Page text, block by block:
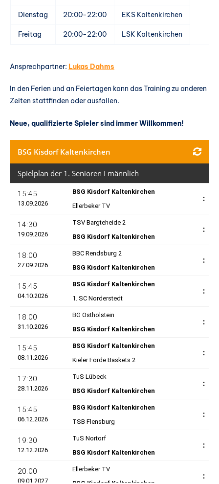
Dienstag 20:00-22:00 EKS Kaltenkirchen
Freitag 20:00-22:00 LSK Kaltenkirchen
Ansprechpartner: Lukas Dahms
In den Ferien und an Feiertagen kann das Training zu anderen
Zeiten stattfinden oder ausfallen.
Neue, qualifizierte Spieler sind immer Willkommen!